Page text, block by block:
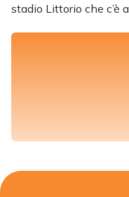
stadio Littorio che c’è